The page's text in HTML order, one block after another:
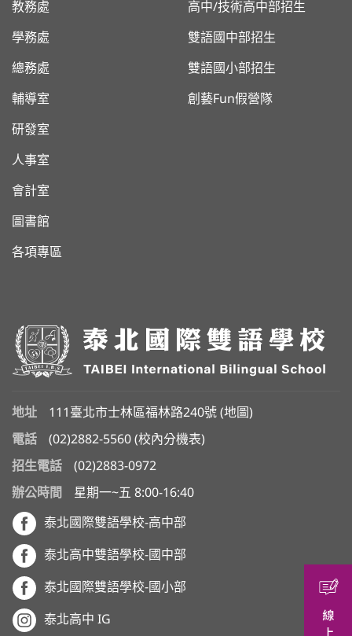
教務處
學務處
總務處
輔導室
研發室
人事室
會計室
圖書館
各項專區
高中/技術高中部招生
雙語國中部招生
雙語國小部招生
創藝Fun假營隊
地址 111臺北市士林區福林路240號 (地圖 )
電話
(02)2882-5560 (校內分機表)
招生電話
(02)2883-0972
辦公時間
星期一~五 8:00-16:40
泰北國際雙語學校-高中部
泰北高中雙語學校-國中部
泰北國際雙語學校-國小部
泰北高中 IG